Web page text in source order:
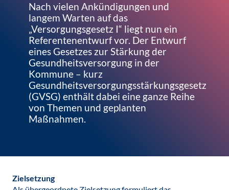
Nach vielen Ankündigungen und
langem Warten auf das
„Versorgungsgesetz I“ liegt nun ein
Referentenentwurf vor. Der Entwurf
eines Gesetzes zur Stärkung der
Gesundheitsversorgung in der
Kommune – kurz
Gesundheitsversorgungsstärkungsgesetz
(GVSG) enthält dabei eine ganze Reihe
von Themen und geplanten
Maßnahmen.
Zielsetzung